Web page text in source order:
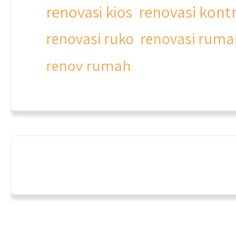
renovasi kios renovasi
renovasi ruko renovasi
renov rumah